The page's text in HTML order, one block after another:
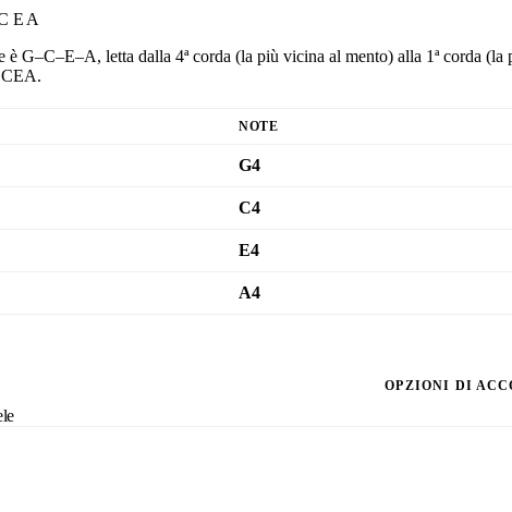
E A
è G–C–E–A, letta dalla 4ª corda (la più vicina al mento) alla 1ª corda
NOTE
G4
C4
E4
A4
OPZIONI DI